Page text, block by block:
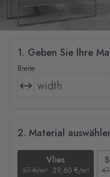
1. Geben Sie Ihre
Breite
2. Material
Vlies
37 €/m² 29,60 €/m²